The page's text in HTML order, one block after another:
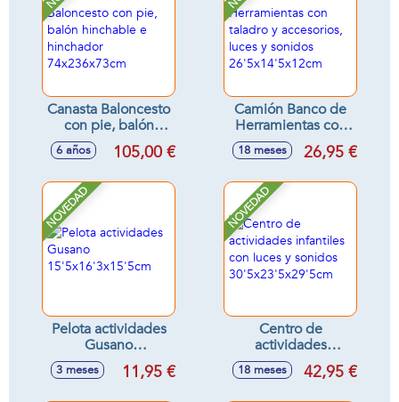
Canasta Baloncesto
con pie, balón
hinchable e
hinchador
6 años 105,00 €
Camión Banco de
Herramientas con
taladro y
accesorios, luces y
26'5x14'5x12cm
18 meses 26,95 €
NOVEDAD
Pelota actividades
Gusano
15'5x16'3x15'5cm
3 meses 11,95 €
NOVEDAD
Centro de
actividades
infantiles con luces
y sonidos
18 meses 42,95 €